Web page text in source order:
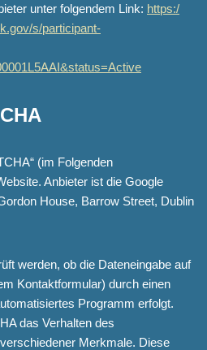
unter folgendem Link: https:/
s/participant-
(im Folgenden
Anbieter ist die Google
House, Barrow Street, Dublin
werden, ob die Dateneingabe auf
Kontaktformular) durch einen
Programm erfolgt.
das Verhalten des
Merkmale. Diese